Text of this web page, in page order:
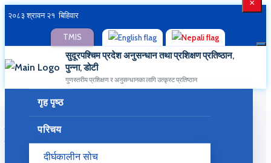
२०८३ श्रावन २१ बिहिवार
TMIS
सुदूरपश्चिम प्रदेश अनुसन्धान तथा प्रशिक्षण प्रतिष्ठान,
पुन्ना, डोटी
गुणस्तरीय प्रशिक्षण र अनुसन्धानका लागि उत्कृस्ट प्रतिष्ठान
गृह पृष्ठ
परिचय
दीर्घकालीन सोच
सातौ तथा आठौ तहका कर्मचारीहरुका लागी ३५ कार्यदिन "कार्य
सम्‍पादन, विकास व्‍यवस्‍थापन तथा सेवा प्रवाह" सम्‍बन्‍धी सेवाकालिन
प्रशिक्षण शुरु
×